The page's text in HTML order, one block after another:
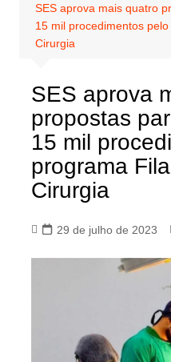
SES aprova mais quatro
15 mil procedimentos
Cirurgia
SES aprova
propostas
15 mil
programa
Cirurgia
29 de julho de 2023